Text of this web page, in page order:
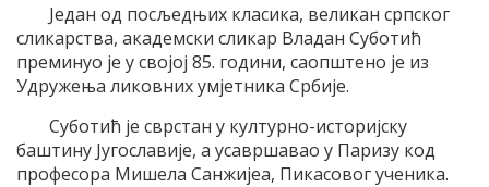
Један од посљедњих класика, великан српског
сликарства, академски сликар Владан Суботић
преминуо је у својој 85. години, саопштено је из
Удружења ликовних умјетника Србије.
Суботић је сврстан у културно-историјску
баштину Југославије, а усавршавао у Паризу код
професора Мишела Санжијеа, Пикасовог ученика.